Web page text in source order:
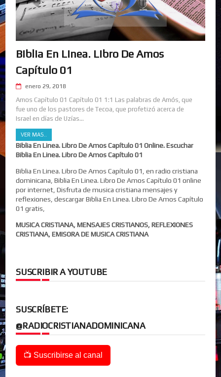
Biblia En Linea. Libro De Amos
Capítulo 01
enero 29, 2018
Amos Capítulo 01 Capítulo 01 1:1 Las palabras de Amós, que
fue uno de los pastores de Tecoa, que profetizó acerca de
Israel en días de Uzías...
VER MAS..
Biblia En Linea. Libro De Amos Capítulo 01 Online. Escuchar
Biblia En Linea. Libro De Amos Capítulo 01
Biblia En Linea. Libro De Amos Capítulo 01, en radio cristiana
dominicana, Biblia En Linea. Libro De Amos Capítulo 01 online
por internet, Disfruta de musica cristiana mensajes y
reflexiones, descargar Biblia En Linea. Libro De Amos Capítulo
01 gratis,
MUSICA CRISTIANA, MENSAJES CRISTIANOS, REFLEXIONES
CRISTIANA, EMISORA DE MUSICA CRISTIANA
SUSCRIBIR A YOUTUBE
SUSCRÍBETE:
@RADIOCRISTIANADOMINICANA
📺 Suscribirse al canal